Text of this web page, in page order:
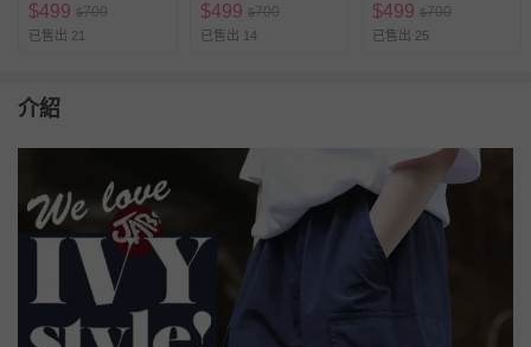
$499 $700
已售出 21
$499 $700
已售出 14
$499 $700
已售出 25
介紹